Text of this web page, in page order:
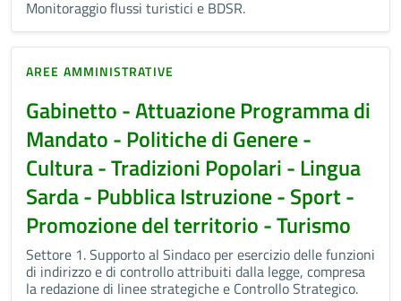
Monitoraggio flussi turistici e BDSR.
AREE AMMINISTRATIVE
Gabinetto - Attuazione Programma di
Mandato - Politiche di Genere -
Cultura - Tradizioni Popolari - Lingua
Sarda - Pubblica Istruzione - Sport -
Promozione del territorio - Turismo
Settore 1. Supporto al Sindaco per esercizio delle funzioni
di indirizzo e di controllo attribuiti dalla legge, compresa
la redazione di linee strategiche e Controllo Strategico.